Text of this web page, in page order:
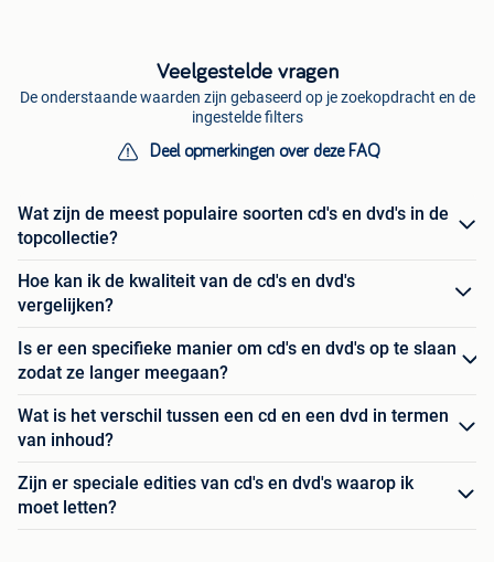
Veelgestelde vragen
De onderstaande waarden zijn gebaseerd op je zoekopdracht en de
ingestelde filters
Deel opmerkingen over deze FAQ
Wat zijn de meest populaire soorten cd's en dvd's in de
topcollectie?
Hoe kan ik de kwaliteit van de cd's en dvd's
vergelijken?
Is er een specifieke manier om cd's en dvd's op te slaan
zodat ze langer meegaan?
Wat is het verschil tussen een cd en een dvd in termen
van inhoud?
Zijn er speciale edities van cd's en dvd's waarop ik
moet letten?